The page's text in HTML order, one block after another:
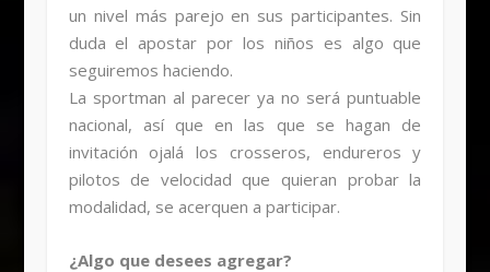
un nivel más parejo en sus participantes. Sin
duda el apostar por los niños es algo que
seguiremos haciendo.
La sportman al parecer ya no será puntuable
nacional, así que en las que se hagan de
invitación ojalá los crosseros, endureros y
pilotos de velocidad que quieran probar la
modalidad, se acerquen a participar.
¿Algo que desees agregar?